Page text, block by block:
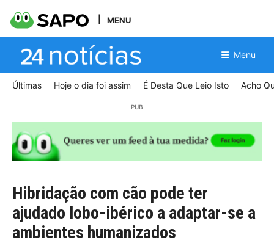
MENU
Menu
Últimas Hoje o dia foi assim É Desta Que Leio Isto Acho
Hibridação com cão pode ter
ajudado lobo-ibérico a adaptar-se a
ambientes humanizados